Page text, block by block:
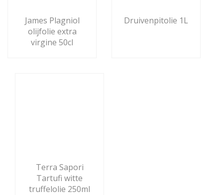
James Plagniol
olijfolie extra
virgine 50cl
Druivenpitolie 1L
Terra Sapori
Tartufi witte
truffelolie 250ml